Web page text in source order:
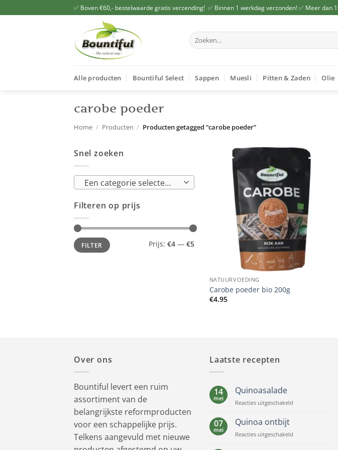
naar
✅ Boven €60,- bestelwaarde gratis verzending! ✅ Binnen 1 werkdag verzonden! ✅ Meer dan
Zoeken
naar:
Alle producten Bountiful Select Sappen Muesli Pitten & Zaden Olie
carobe poeder
Home / Producten / Producten getagged “carobe poeder”
Snel zoeken
Een categorie selecteren
Filteren op prijs
Min.
prijs
Max.
prijsFILTER Prijs: €4 — €5
NATUURVOEDING
Carobe poeder bio 200g
€4.95
Over ons
Bountiful levert een ruim
assortiment van de
belangrijkste reformproducten
voor een schappelijke prijs.
Telkens aangevuld met nieuwe
Laatste recepten
14
mei
Quinoasalade
Reacties uitgeschakeld
07
mei
Quinoa ontbijt
Reacties uitgeschakeld